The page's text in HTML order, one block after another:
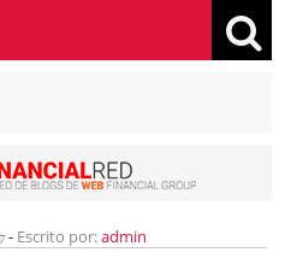
- Escrito por:admin